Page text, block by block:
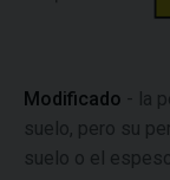
Modificado - la
suelo, pero su
suelo o el